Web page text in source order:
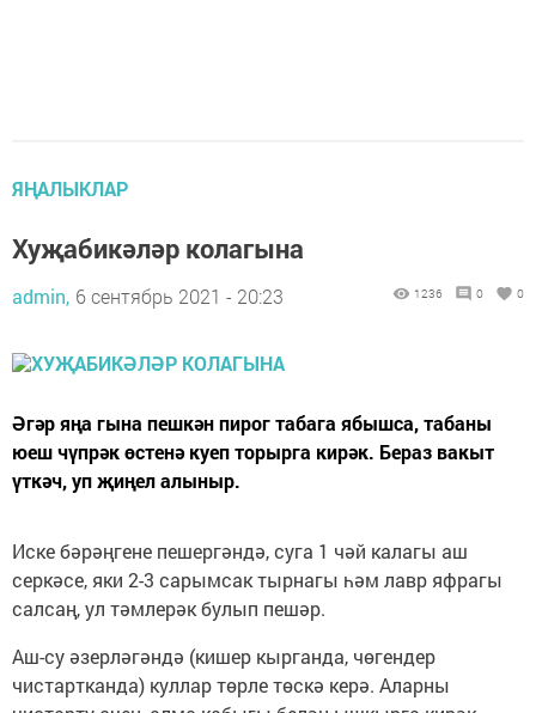
ЯҢАЛЫКЛАР
Хуҗабикәләр колагына
admin, 6 сентябрь 2021 - 20:23 1236 0 0
Әгәр яңа гына пешкән пирог табага ябышса, табаны
юеш чүпрәк өстенә куеп торырга кирәк. Бераз вакыт
үткәч, уп җиңел алыныр.
Иске бәрәңгене пешергәндә, суга 1 чәй калагы аш
серкәсе, яки 2-3 сарымсак тырнагы һәм лавр яфрагы
салсаң, ул тәмлерәк булып пешәр.
Аш-су әзерләгәндә (кишер кырганда, чөгендер
чистартканда) куллар төрле төскә керә. Аларны